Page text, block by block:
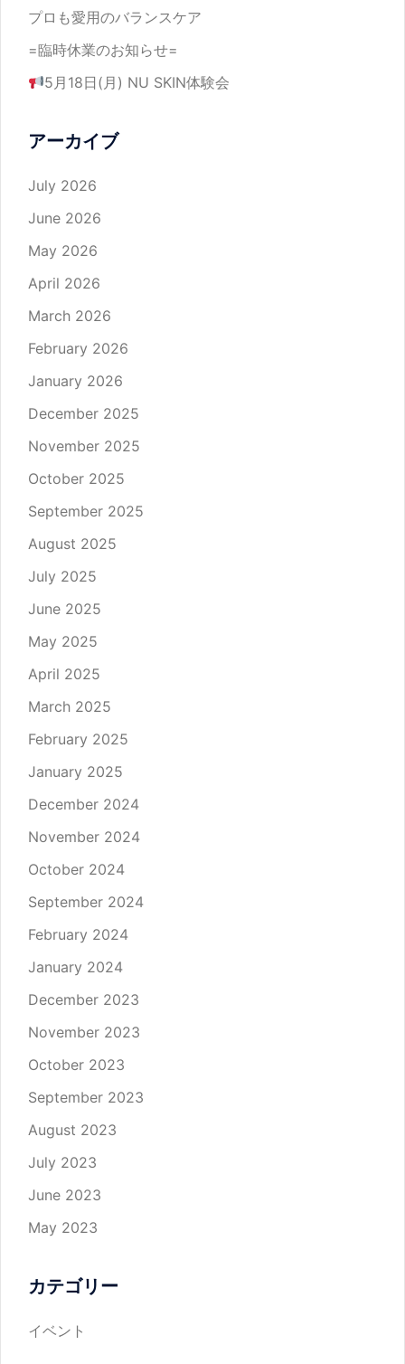
プロも愛用のバランスケア
=臨時休業のお知らせ=
5月18日(月) NU SKIN体験会
アーカイブ
July 2026
June 2026
May 2026
April 2026
March 2026
February 2026
January 2026
December 2025
November 2025
October 2025
September 2025
August 2025
July 2025
June 2025
May 2025
April 2025
March 2025
February 2025
January 2025
December 2024
November 2024
October 2024
September 2024
February 2024
January 2024
December 2023
November 2023
October 2023
September 2023
August 2023
July 2023
June 2023
May 2023
カテゴリー
イベント